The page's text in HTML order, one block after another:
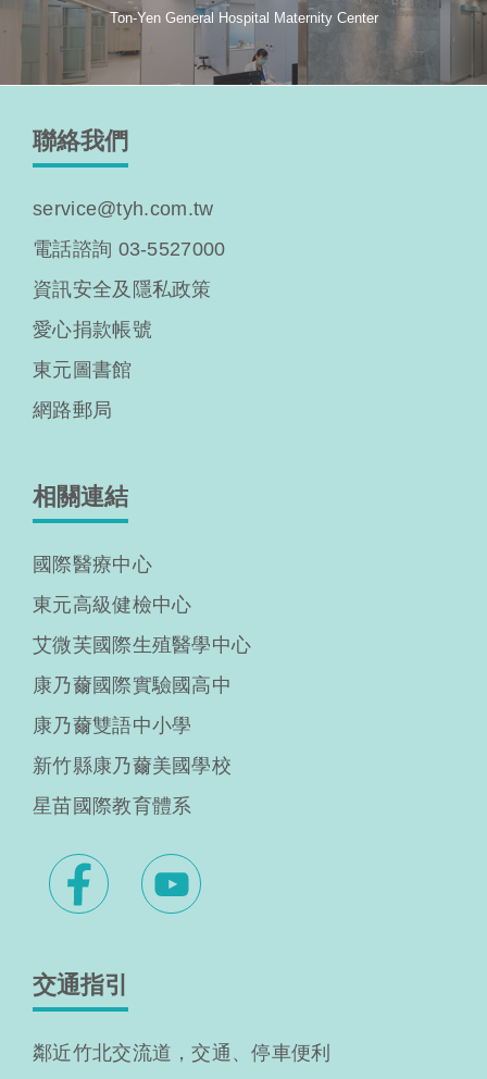
Ton-Yen General Hospital Maternity Center
聯絡我們
service@tyh.com.tw
電話諮詢 03-5527000
資訊安全及隱私政策
愛心捐款帳號
東元圖書館
網路郵局
相關連結
國際醫療中心
東元高級健檢中心
艾微芙國際生殖醫學中心
康乃薾國際實驗國高中
康乃薾雙語中小學
新竹縣康乃薾美國學校
星苗國際教育體系
交通指引
鄰近竹北交流道，交通、停車便利